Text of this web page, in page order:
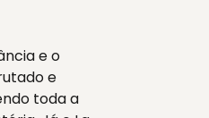
e o
e
toda a